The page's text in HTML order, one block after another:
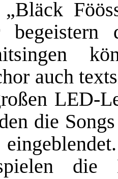
„Bläck
auch
LED-
die
die